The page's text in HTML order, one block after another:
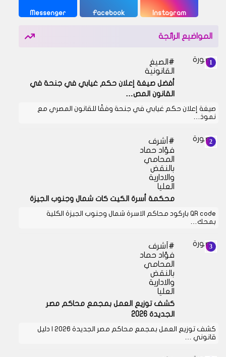
Instagram
Facebook
Messenger
المواضيع الرائجة
الصيغ
القانونية
أفضل صيغة إعلان حكم غيابي في جنحة في
القانون المص…
صيغة إعلان حكم غيابي في جنحة وفقًا للقانون المصري مع
نموذ…
أشرف
فؤاد حماد
المحامي
بالنقض
والادارية
العليا
محكمة أسرة الكيت كات شمال وجنوب الجيزة
QR code باركود محاكم الاسرة شمال وجنوب الجيزة الكلية
بمحك…
أشرف
فؤاد حماد
المحامي
بالنقض
والادارية
العليا
كشف توزيع العمل بمجمع محاكم مصر
الجديدة 2026
كشف توزيع العمل بمجمع محاكم مصر الجديدة 2026 | دليل
قانوني …